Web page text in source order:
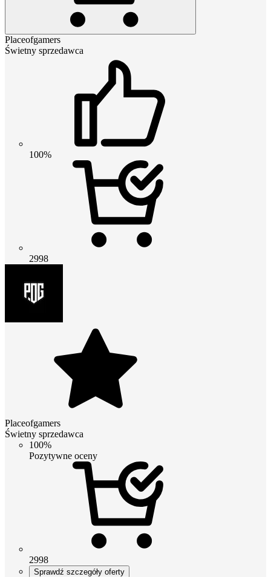
Placeofgamers
Świetny sprzedawca
100%
2998
Placeofgamers
Świetny sprzedawca
100%
Pozytywne oceny
2998
Sprawdź szczegóły oferty